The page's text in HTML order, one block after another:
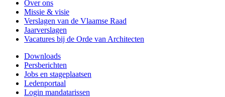
Over ons
Missie & visie
Verslagen van de Vlaamse Raad
Jaarverslagen
Vacatures bij de Orde van Architecten
Downloads
Persberichten
Jobs en stageplaatsen
Ledenportaal
Login mandatarissen